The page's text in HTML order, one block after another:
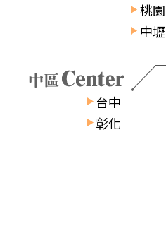
桃園
中壢
台中
彰化